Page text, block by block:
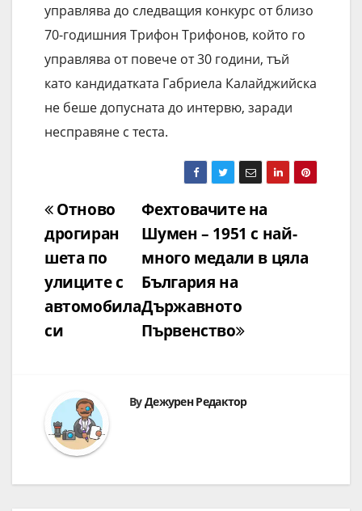
управлява до следващия конкурс от близо
70-годишния Трифон Трифонов, който го
управлява от повече от 30 години, тъй
като кандидатката Габриела Калайджийска
не беше допусната до интервю, заради
несправяне с теста.
НавигацияФехтовачите на
Шумен – 1951 с най-
много медали в цяла
България на
Държавното
Първенство
Отново
дрогиран
шета по
улиците с
автомобила
си
ByДежурен Редактор